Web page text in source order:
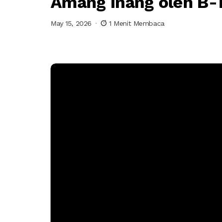
May 15, 2026 1 Menit Membaca